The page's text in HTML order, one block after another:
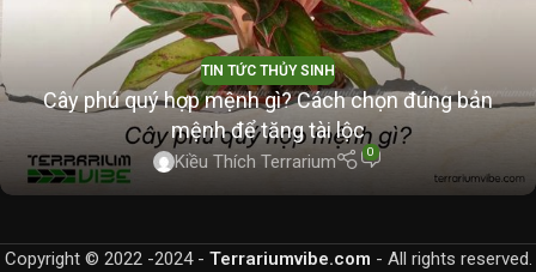
TIN TỨC THỦY SINH
Cây phú quý hợp mệnh gì? Cách chọn đúng bản
mệnh để tăng tài lộc
Kiều Thích Terrarium 0
Copyright © 2022 -2024 - Terrariumvibe.com - All rights reserved.